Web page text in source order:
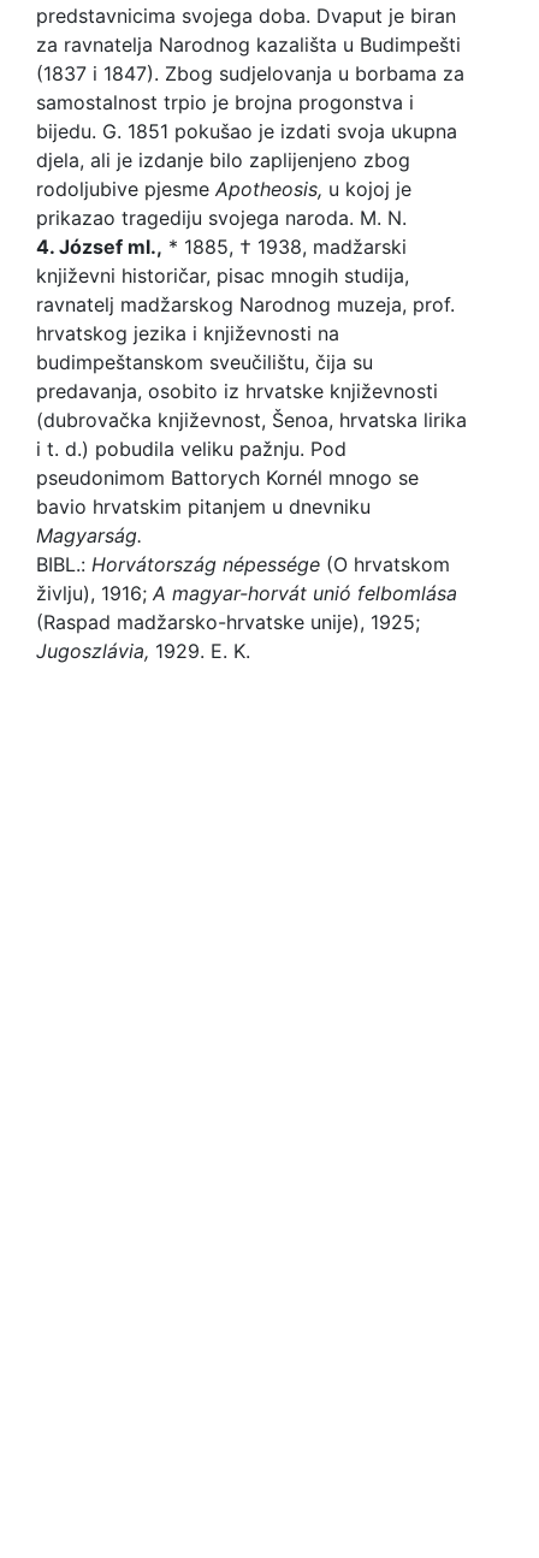
predstavnicima svojega doba. Dvaput je biran
za ravnatelja Narodnog kazališta u Budimpešti
(1837 i 1847). Zbog sudjelovanja u borbama za
samostalnost trpio je brojna progonstva i
bijedu. G. 1851 pokušao je izdati svoja ukupna
djela, ali je izdanje bilo zaplijenjeno zbog
rodoljubive pjesme Apotheosis, u kojoj je
prikazao tragediju svojega naroda. M. N.
4. József ml., * 1885, † 1938, madžarski
književni historičar, pisac mnogih studija,
ravnatelj madžarskog Narodnog muzeja, prof.
hrvatskog jezika i književnosti na
budimpeštanskom sveučilištu, čija su
predavanja, osobito iz hrvatske književnosti
(dubrovačka književnost, Šenoa, hrvatska lirika
i t. d.) pobudila veliku pažnju. Pod
pseudonimom Battorych Kornél mnogo se
bavio hrvatskim pitanjem u dnevniku
Magyarság.
BIBL.: Horvátország népessége (O hrvatskom
življu), 1916; A magyar-horvát unió felbomlása
(Raspad madžarsko-hrvatske unije), 1925;
Jugoszlávia, 1929. E. K.